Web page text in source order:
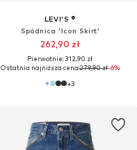
LEVI'S ®
Spódnica 'Icon Skirt'
262,90 zł
Pierwotnie: 312,90 zł
Ostatnia najniższa cena:279,90 zł-6%
+3